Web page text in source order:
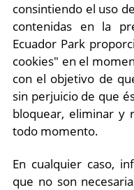
consintiendo el uso
contenidas en la
Ecuador Park
cookies" en el
con el objetivo de
sin perjuicio de que
bloquear, eliminar y
todo momento.
En cualquier caso,
que no son